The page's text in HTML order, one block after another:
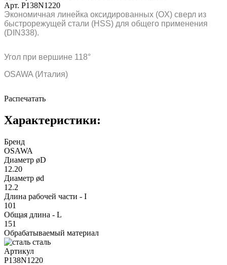
Арт. P138N1220
Экономичная линейка оксидированных (OX) сверл из
быстрорежущей стали (HSS) для общего применения
(DIN338).
Угол при вершине 118°
OSAWA (Италия)
Распечатать
Характеристики:
Бренд
OSAWA
Диаметр øD
12.20
Диаметр ød
12.2
Длина рабочей части - I
101
Общая длина - L
151
Обрабатываемый материал
сталь
Артикул
P138N1220